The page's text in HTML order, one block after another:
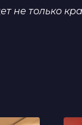
не только